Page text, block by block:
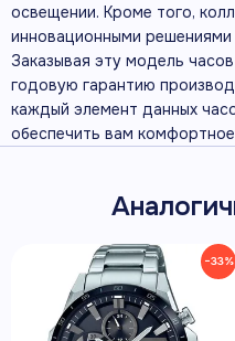
освещении. Кроме того,
инновационными
Заказывая эту модель
годовую гарантию
каждый элемент данных
обеспечить вам
−33%